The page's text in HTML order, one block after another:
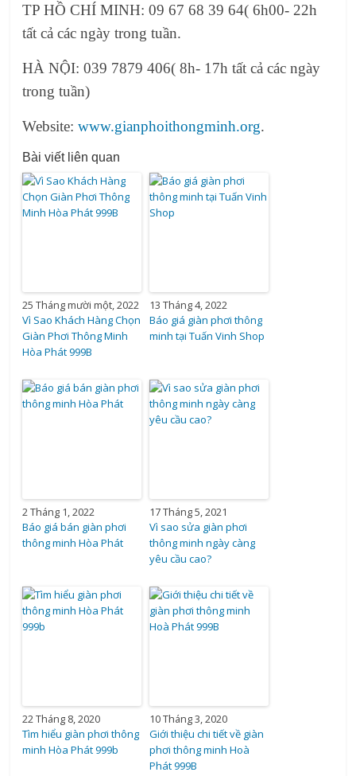
TP HỒ CHÍ MINH: 09 67 68 39 64( 6h00- 22h
tất cả các ngày trong tuần.
HÀ NỘI: 039 7879 406( 8h- 17h tất cả các ngày
trong tuần)
Website:www.gianphoithongminh.org.
Bài viết liên quan
25 Tháng mười một, 2022
Vì Sao Khách Hàng Chọn
Giàn Phơi Thông Minh
Hòa Phát 999B
13 Tháng 4, 2022
Báo giá giàn phơi thông
minh tại Tuấn Vinh Shop
2 Tháng 1, 2022
Báo giá bán giàn phơi
thông minh Hòa Phát
17 Tháng 5, 2021
Vì sao sửa giàn phơi
thông minh ngày càng
yêu cầu cao?
22 Tháng 8, 2020
Tìm hiểu giàn phơi thông
minh Hòa Phát 999b
10 Tháng 3, 2020
Giới thiệu chi tiết về giàn
phơi thông minh Hoà
Phát 999B